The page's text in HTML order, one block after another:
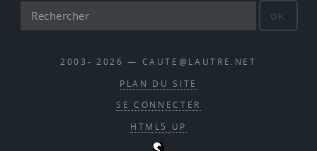
OK
2003- 2026 — CAUTE@LAUTRE.NET
PLAN DU SITE
SE CONNECTER
HTML5 UP